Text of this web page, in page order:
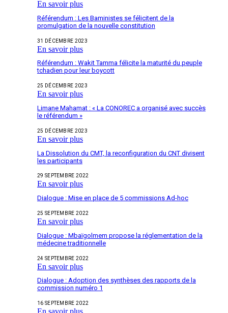
En savoir plus
Référendum : Les Baministes se félicitent de la
promulgation de la nouvelle constitution
31 DÉCEMBRE 2023
En savoir plus
Référendum : Wakit Tamma félicite la maturité du peuple
tchadien pour leur boycott
25 DÉCEMBRE 2023
En savoir plus
Limane Mahamat : « La CONOREC a organisé avec succès
le référendum »
25 DÉCEMBRE 2023
En savoir plus
La Dissolution du CMT, la reconfiguration du CNT divisent
les participants
29 SEPTEMBRE 2022
En savoir plus
Dialogue : Mise en place de 5 commissions Ad-hoc
25 SEPTEMBRE 2022
En savoir plus
Dialogue : Mbaïgolmem propose la réglementation de la
médecine traditionnelle
24 SEPTEMBRE 2022
En savoir plus
Dialogue : Adoption des synthèses des rapports de la
commission numéro 1
16 SEPTEMBRE 2022
En savoir plus